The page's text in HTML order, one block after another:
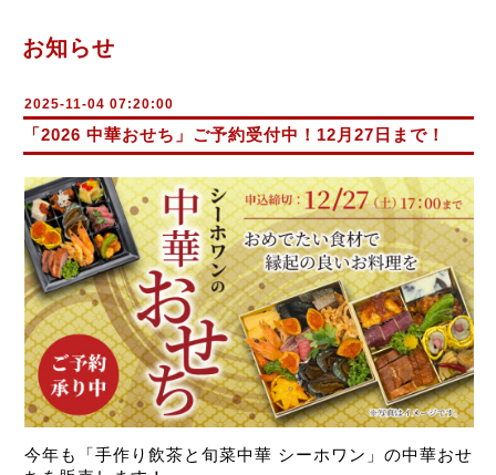
お知らせ
2025-11-04 07:20:00
「2026 中華おせち」ご予約受付中！12月27日まで！
今年も「手作り飲茶と旬菜中華 シーホワン」の中華おせ